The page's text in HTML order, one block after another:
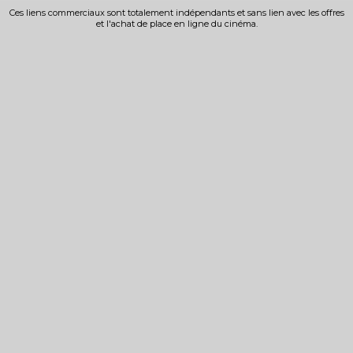
Ces liens commerciaux sont totalement indépendants et sans lien avec les offres
et l'achat de place en ligne du cinéma.